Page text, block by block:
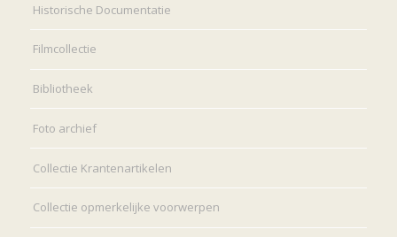
Historische Documentatie
Filmcollectie
Bibliotheek
Foto archief
Collectie Krantenartikelen
Collectie opmerkelijke voorwerpen